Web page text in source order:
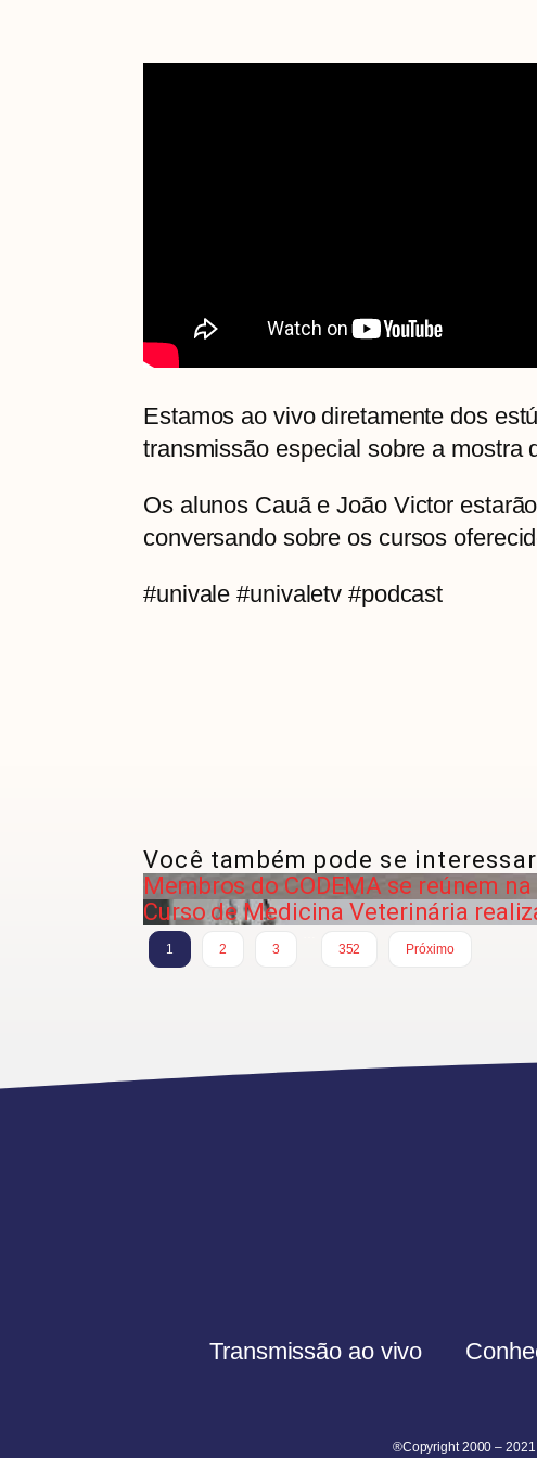
Estamos ao vivo diretamente dos
transmissão especial sobre a mostra
Os alunos Cauã e João Victor
conversando sobre os cursos
#univale #univaletv #podcast
Você também pode se
Membros do CODEMA se reúnem
Curso de Medicina Veterinária
1 2 3
352
Próximo
Transmissão ao vivo
®Copyright 2000 –